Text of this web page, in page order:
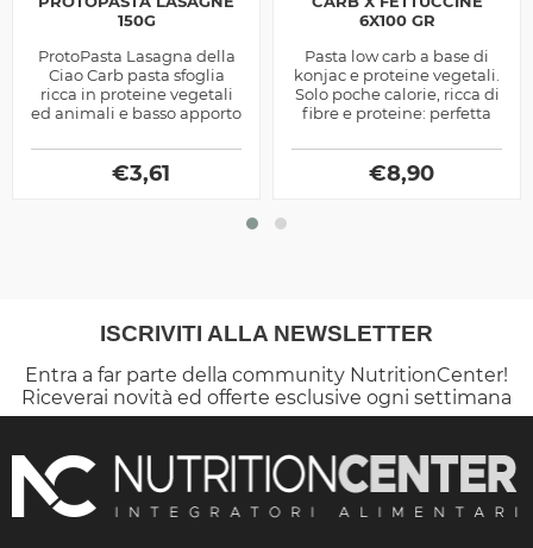
150G
ProtoPasta Lasagna della
Ciao Carb pasta sfoglia
ricca in proteine vegetali
ed animali e basso apporto
fase di definizione...
€3,61
6X100 GR
Pasta low carb a base di
konjac e proteine vegetali.
Solo poche calorie, ricca di
fibre e proteine: perfetta
sana.
€8,90
ISCRIVITI ALLA NEWSLETTER
Entra a far parte della community NutritionCenter!
Riceverai novità ed offerte esclusive ogni settimana